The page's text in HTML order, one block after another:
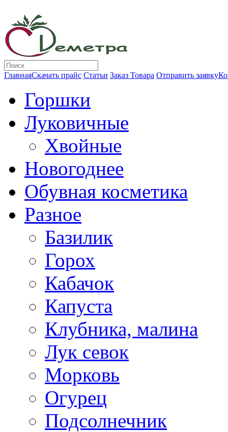
ГлавнаяСкачать прайс Статьи Заказ Товара Отправить заявку
Горшки
Луковичные
Хвойные
Новогоднее
Обувная косметика
Разное
Базилик
Горох
Кабачок
Капуста
Клубника, малина
Лук севок
Морковь
Огурец
Подсолнечник